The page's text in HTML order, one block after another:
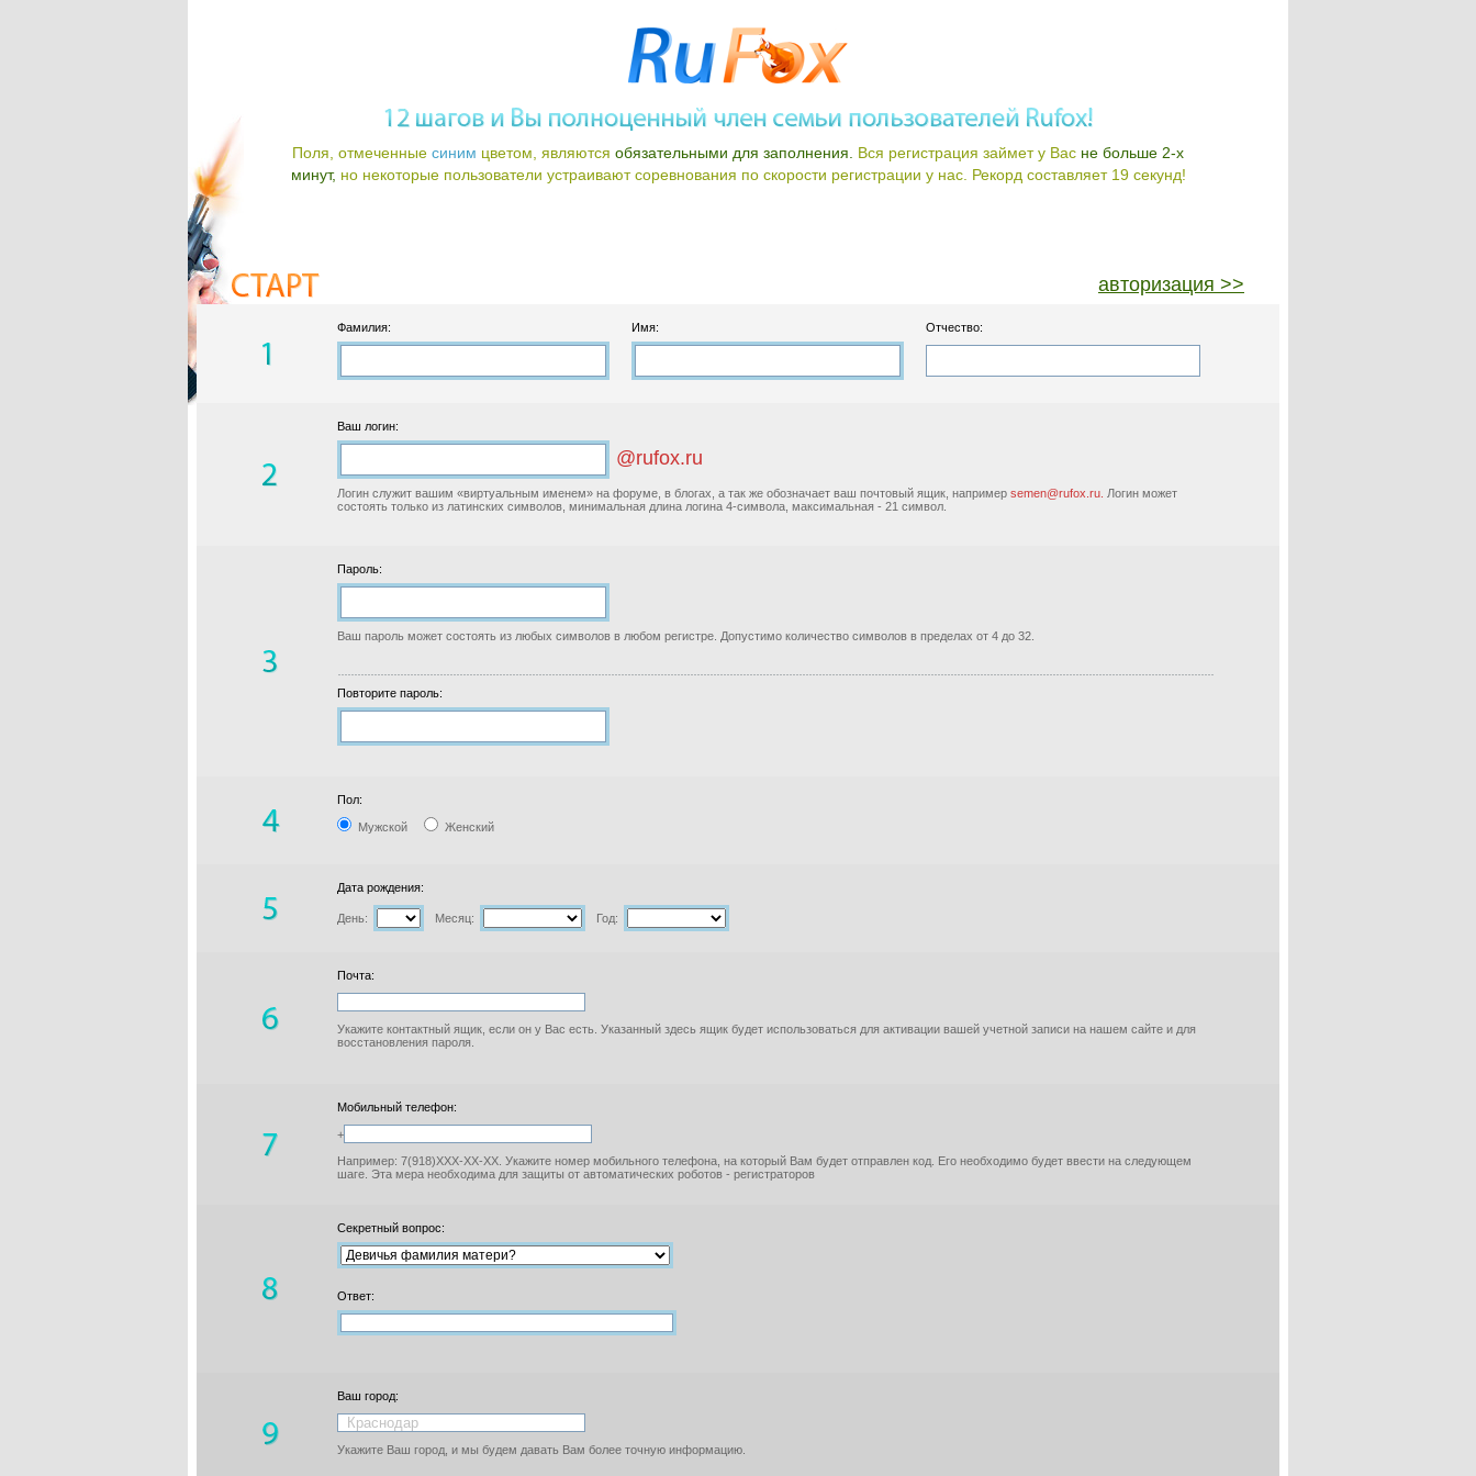
Поля, отмеченные синим цветом, являются обязательными для заполнения. Вся регистрация займет у Вас не больше 2-х
минут, но некоторые пользователи устраивают соревнования по скорости регистрации у нас. Рекорд составляет 19 секунд!
авторизация >>
Фамилия: Имя: Отчество:
Ваш логин:
@rufox.ru
Логин служит вашим «виртуальным именем» на форуме, в блогах, а так же обозначает ваш почтовый ящик, например semen@rufox.ru. Логин может
состоять только из латинских символов, минимальная длина логина 4-символа, максимальная - 21 символ.
Пароль:
Ваш пароль может состоять из любых символов в любом регистре. Допустимо количество символов в пределах от 4 до 32.
Повторите пароль:
Пол:
Мужской Женский
Дата рождения:
День: Месяц: Год:
Почта:
Укажите контактный ящик, если он у Вас есть. Указанный здесь ящик будет использоваться для активации вашей учетной записи на нашем сайте и для
восстановления пароля.
Мобильный телефон:
+
Например: 7(918)XXX-XX-XX. Укажите номер мобильного телефона, на который Вам будет отправлен код. Его необходимо будет ввести на следующем
шаге. Эта мера необходима для защиты от автоматических роботов - регистраторов
Секретный вопрос:
Ответ:
Ваш город:
Укажите Ваш город, и мы будем давать Вам более точную информацию.